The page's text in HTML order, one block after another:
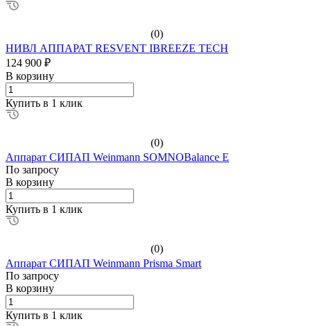
(0)
НИВЛ АППАРАТ RESVENT IBREEZE TECH
124 900 ₽
В корзину
Купить в 1 клик
(0)
Аппарат СИПАП Weinmann SOMNOBalance E
По запросу
В корзину
Купить в 1 клик
(0)
Аппарат СИПАП Weinmann Prisma Smart
По запросу
В корзину
Купить в 1 клик